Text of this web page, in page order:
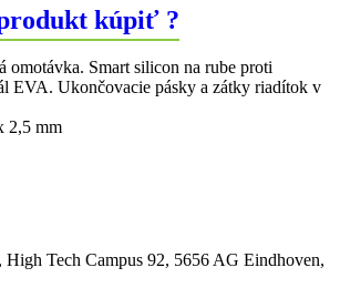
kúpiť ?
omotávka. Smart silicon na rube proti
EVA. Ukončovacie pásky a zátky riadítok v
2,5 mm
High Tech Campus 92, 5656 AG Eindhoven,